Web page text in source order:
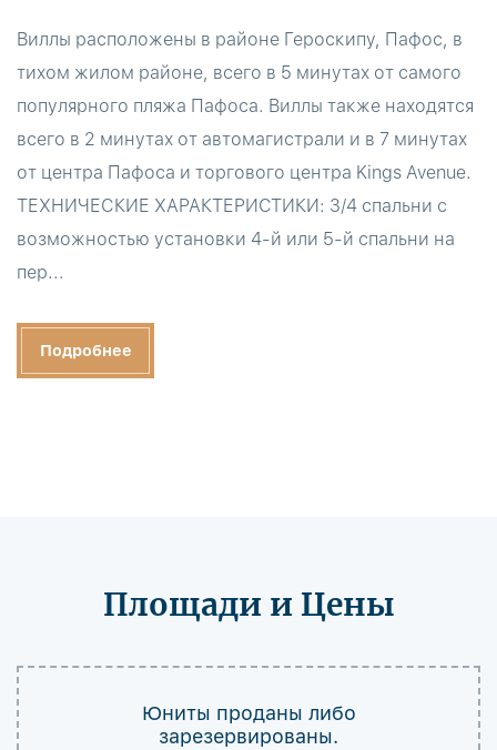
Виллы расположены в районе Героскипу, Пафос, в
тихом жилом районе, всего в 5 минутах от самого
популярного пляжа Пафоса. Виллы также находятся
всего в 2 минутах от автомагистрали и в 7 минутах
от центра Пафоса и торгового центра Kings Avenue.
ТЕХНИЧЕСКИЕ ХАРАКТЕРИСТИКИ: 3/4 спальни с
возможностью установки 4-й или 5-й спальни на
пер...
Подробнее
Площади и Цены
Юниты проданы либо
зарезервированы.